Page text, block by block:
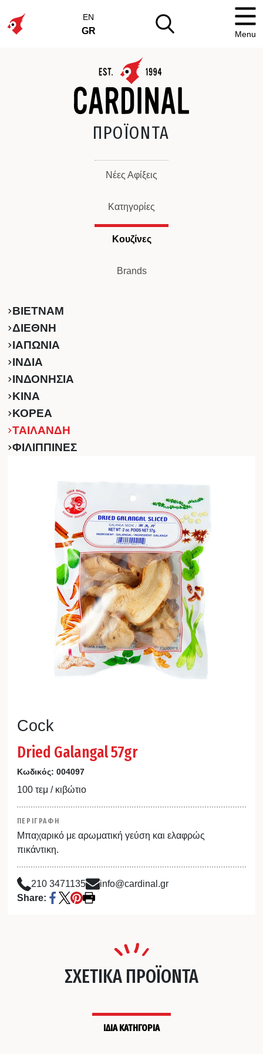
EN
GR Menu
ΠΡΟΪΟΝΤΑ
Νέες Αφίξεις
Κατηγορίες
Κουζίνες
Brands
ΒΙΕΤΝΑΜ
ΔΙΕΘΝΗ
ΙΑΠΩΝΙΑ
ΙΝΔΙΑ
ΙΝΔΟΝΗΣΙΑ
ΚINA
ΚΟΡΕΑ
ΤΑΙΛΑΝΔΗ
ΦΙΛΙΠΠΙΝΕΣ
Cock
Dried Galangal 57gr
Κωδικός: 004097
100 τεμ / κιβώτιο
ΠΕΡΙΓΡΑΦΗ
Μπαχαρικό με αρωματική γεύση και ελαφρώς
πικάντικη.
210 3471135
info@cardinal.gr
Share:
ΣΧΕΤΙΚΑ ΠΡΟΪΟΝΤΑ
ΙΔΙΑ ΚΑΤΗΓΟΡΙΑ